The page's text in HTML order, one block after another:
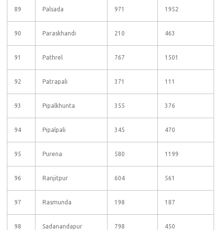
89 Palsada 971 1952
90 Paraskhandi 210 463
91 Pathrel 767 1501
92 Patrapali 371 111
93 Pipalkhunta 355 376
94 Pipalpali 345 470
95 Purena 580 1199
96 Ranjitpur 604 561
97 Rasmunda 198 187
98 Sadanandapur 798 450